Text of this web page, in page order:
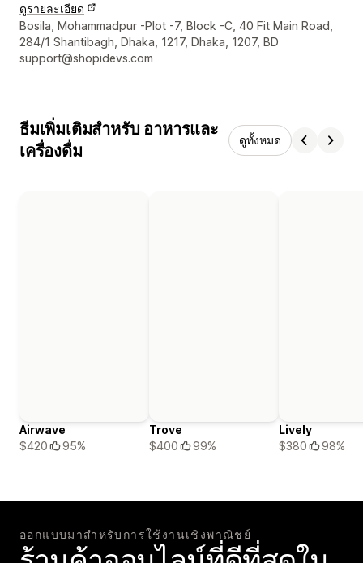
ดูรายละเอียด
รายละเอียดการติดต่อผู้ออกแบบ
Bosila, Mohammadpur -Plot -7, Block -C, 40 Fit Main Road,
284/1 Shantibagh, Dhaka, 1217, Dhaka, 1207, BD
support@shopidevs.com
ธีมเพิ่มเติมสำหรับ อาหารและ
เครื่องดื่ม
ดูทั้งหมด
Airwave
$420
95%
Trove
$400
99%
Lively
$380
98%
ออกแบบมาสำหรับการใช้งานเชิงพาณิชย์